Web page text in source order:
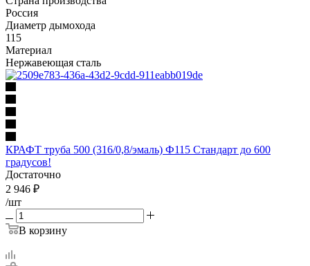
Россия
Диаметр дымохода
115
Материал
Нержавеющая сталь
КРАФТ труба 500 (316/0,8/эмаль) Ф115 Стандарт до 600
градусов!
Достаточно
2 946 ₽
/шт
В корзину